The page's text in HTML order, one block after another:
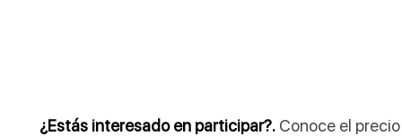
¿Estás interesado en participar?. Conoce el